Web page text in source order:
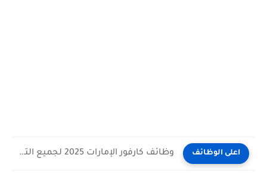
اعلى الوظائف وظائف كارفور الإمارات 2025 لجميع التخصصات برواتب حتى 8000 درهم